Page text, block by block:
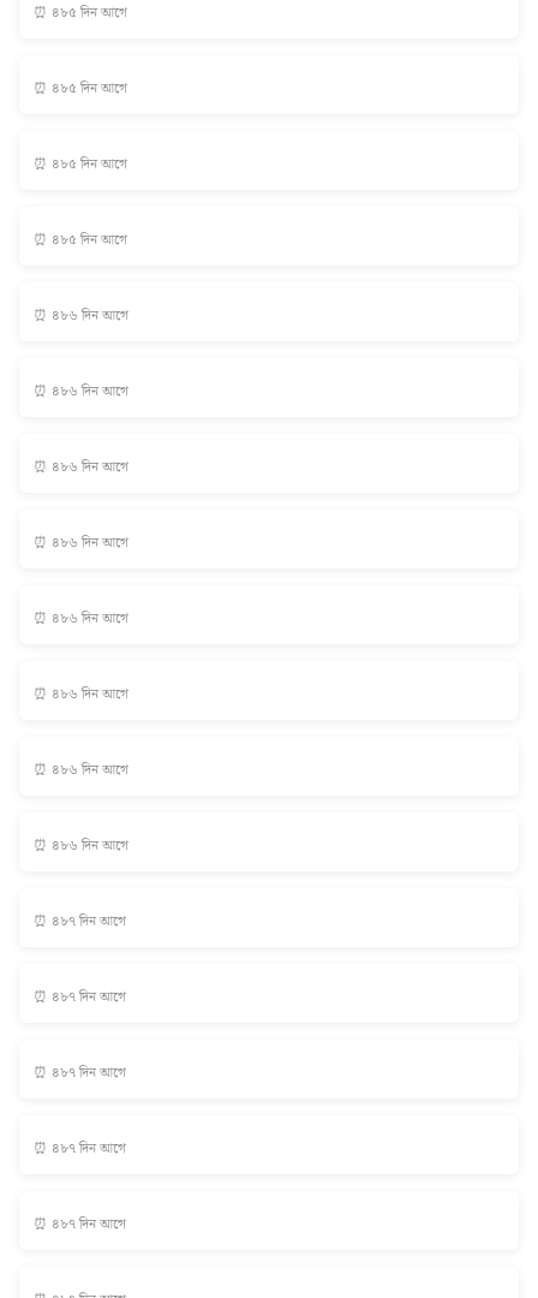
⏰ ৪৮৫ দিন আগে
⏰ ৪৮৫ দিন আগে
⏰ ৪৮৫ দিন আগে
⏰ ৪৮৫ দিন আগে
⏰ ৪৮৬ দিন আগে
⏰ ৪৮৬ দিন আগে
⏰ ৪৮৬ দিন আগে
⏰ ৪৮৬ দিন আগে
⏰ ৪৮৬ দিন আগে
⏰ ৪৮৬ দিন আগে
⏰ ৪৮৬ দিন আগে
⏰ ৪৮৬ দিন আগে
⏰ ৪৮৭ দিন আগে
⏰ ৪৮৭ দিন আগে
⏰ ৪৮৭ দিন আগে
⏰ ৪৮৭ দিন আগে
⏰ ৪৮৭ দিন আগে